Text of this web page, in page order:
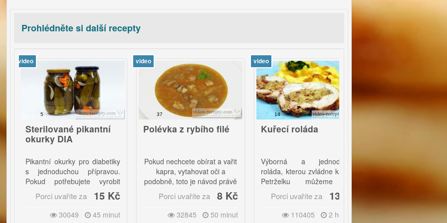
Prohlédněte si další recepty
pikantní
DIA
okurky pro diabetiky
přípravou.
potřebujete vyrobit
sladidlo nahraďte 35
cukru krystal.|
Porci uvaříte za 15 Kč
45 minut
37
Polévka z rybího filé
Pokud nechcete obírat a vařit
kapra, vytahovat oči a
podobně, toto je návod právě
žádné
glutamany, pak
Porci uvaříte za 8 Kč
50 minut
14
Kuřecí roláda
Výborná a jednoduchá
roláda, kterou zvládne každý.
Petrželku můžeme na
velikonoce zaměnit za mladé
sekané kopřivy.|
Servírujeme tak, jak nám
Porci uvaříte za 13 Kč
2 hodiny
video
Tyto závitky pečeme při nižší
teplotě, aby se vůně měly čas
však bude naprosto skvělý.
54643 2 hodiny